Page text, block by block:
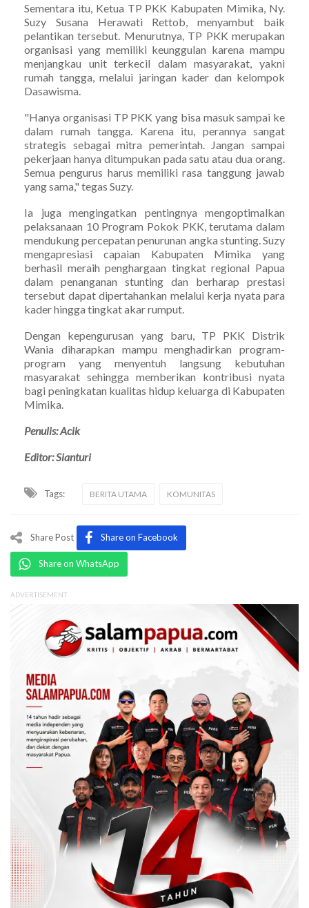
Sementara itu, Ketua TP PKK Kabupaten Mimika, Ny.
Suzy Susana Herawati Rettob, menyambut baik
pelantikan tersebut. Menurutnya, TP PKK merupakan
organisasi yang memiliki keunggulan karena mampu
menjangkau unit terkecil dalam masyarakat, yakni
rumah tangga, melalui jaringan kader dan kelompok
Dasawisma.
"Hanya organisasi TP PKK yang bisa masuk sampai ke
dalam rumah tangga. Karena itu, perannya sangat
strategis sebagai mitra pemerintah. Jangan sampai
pekerjaan hanya ditumpukan pada satu atau dua orang.
Semua pengurus harus memiliki rasa tanggung jawab
yang sama," tegas Suzy.
Ia juga mengingatkan pentingnya mengoptimalkan
pelaksanaan 10 Program Pokok PKK, terutama dalam
mendukung percepatan penurunan angka stunting. Suzy
mengapresiasi capaian Kabupaten Mimika yang
berhasil meraih penghargaan tingkat regional Papua
dalam penanganan stunting dan berharap prestasi
tersebut dapat dipertahankan melalui kerja nyata para
kader hingga tingkat akar rumput.
Dengan kepengurusan yang baru, TP PKK Distrik
Wania diharapkan mampu menghadirkan program-
program yang menyentuh langsung kebutuhan
masyarakat sehingga memberikan kontribusi nyata
bagi peningkatan kualitas hidup keluarga di Kabupaten
Mimika.
Penulis: Acik
Editor: Sianturi
Tags: BERITA UTAMA KOMUNITAS
Share Post Share on Facebook
Share on WhatsApp
ADVERTISEMENT